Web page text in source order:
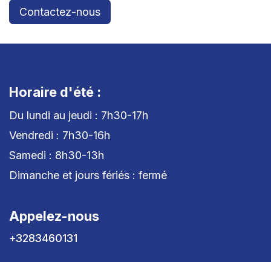
Contactez-nous
Horaire d'été :
Du lundi au jeudi : 7h30-17h
Vendredi : 7h30-16h
Samedi : 8h30-13h
Dimanche et jours fériés : fermé
Appelez-nous
+3283460131